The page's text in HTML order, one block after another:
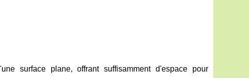
surface plane, offrant suffisamment d'espace pour